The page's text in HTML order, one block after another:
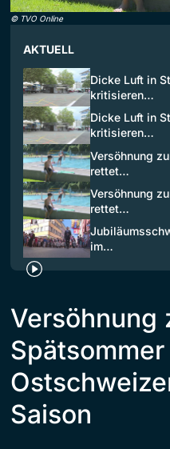
© TVO Online
AKTUELL
Dicke Luft in
kritisieren…
Dicke Luft in
kritisieren…
Versöhnung
rettet…
Versöhnung
rettet…
im…
Versöhnung
Saison